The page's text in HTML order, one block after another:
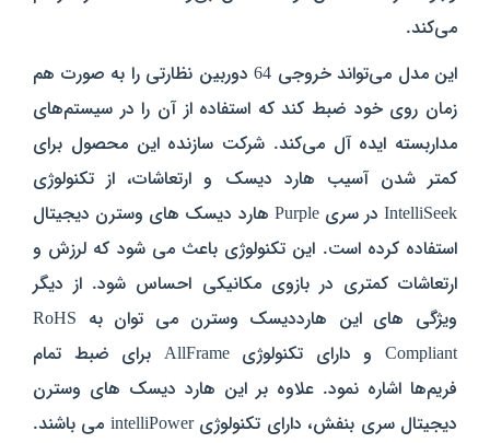
می‌کند.
این مدل می‌تواند خروجی 64 دوربین نظارتی را به صورت هم‌
زمان روی خود ضبط کند که استفاده از آن را در سیستم‌های
مداربسته ایده‌ آل می‌کند. شرکت سازنده این محصول برای
کمتر شدن آسیب هارد دیسک و ارتعاشات، از تکنولوژی
IntelliSeek در سری Purple هارد دیسک های وسترن دیجیتال
استفاده کرده است. این تکنولوژی باعث می شود که لرزش و
ارتعاشات کمتری در بازوی مکانیکی احساس شود. از دیگر
ویژگی های این هارددیسک وسترن می توان به RoHS
Compliant و دارای تکنولوژی AllFrame برای ضبط تمام
فریم‌ها اشاره نمود. علاوه بر این هارد دیسک های وسترن
دیجیتال سری بنفش، دارای تکنولوژی intelliPower می باشند.